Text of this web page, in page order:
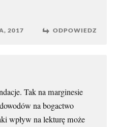
2017 ODPOWIEDZ
Tak na marginesie
na bogactwo
wpływ na lekturę może